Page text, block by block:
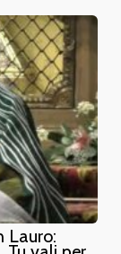
Lauro: